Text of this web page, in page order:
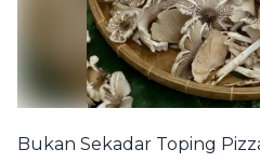
Bukan Sekadar Toping